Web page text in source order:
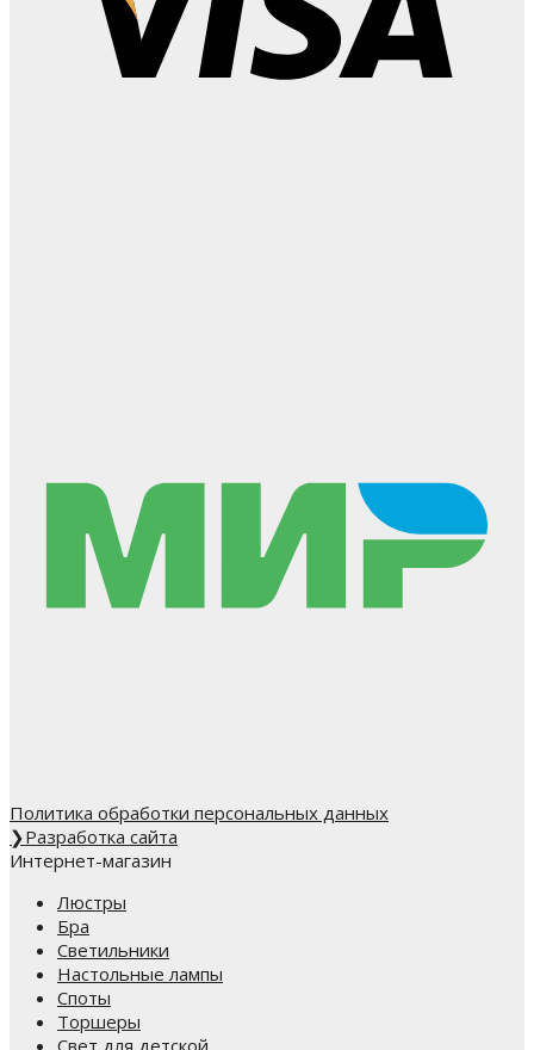
Политика обработки персональных данных
❯Разработка сайта
Интернет-магазин
Люстры
Бра
Светильники
Настольные лампы
Споты
Торшеры
Свет для детской